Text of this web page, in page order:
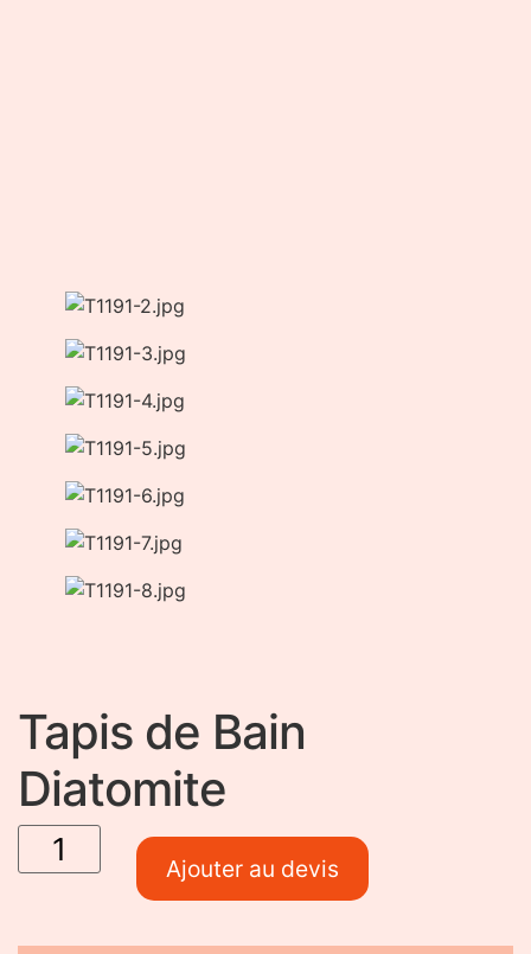
Tapis de Bain
Diatomite
quantité
de Tapis
de Bain
Diatomite
Ajouter au devis